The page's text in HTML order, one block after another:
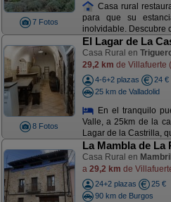
7 Fotos
Casa rural
para que su
inolvidable. Descubre
8 Fotos
El Lagar de La
Casa Rural en
29,2 km de Villafuerte
4-6+2 plazas
24 €
25 km de Valladolid
En el tranquilo
Valle, a 25km de la
Lagar de la Castrilla,
La Mambla de La
Casa Rural en
a 29,2 km de
24+2 plazas
25 €
90 km de Burgos